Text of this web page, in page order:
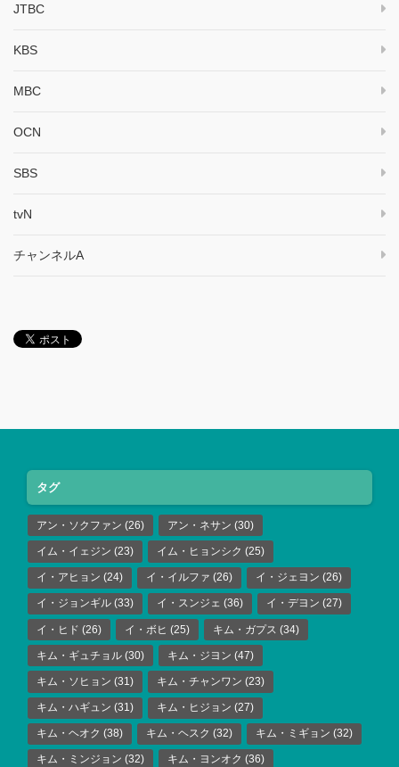
JTBC
KBS
MBC
OCN
SBS
tvN
チャンネルA
タグ
アン・ソクファン (26) アン・ネサン (30)
イム・イェジン (23) イム・ヒョンシク (25)
イ・アヒョン (24) イ・イルファ (26) イ・ジェヨン (26)
イ・ジョンギル (33) イ・スンジェ (36) イ・デヨン (27)
イ・ヒド (26) イ・ボヒ (25) キム・ガプス (34)
キム・ギュチョル (30) キム・ジヨン (47)
キム・ソヒョン (31) キム・チャンワン (23)
キム・ハギュン (31) キム・ヒジョン (27)
キム・ヘオク (38) キム・ヘスク (32) キム・ミギョン (32)
キム・ミンジョン (32) キム・ヨンオク (36)